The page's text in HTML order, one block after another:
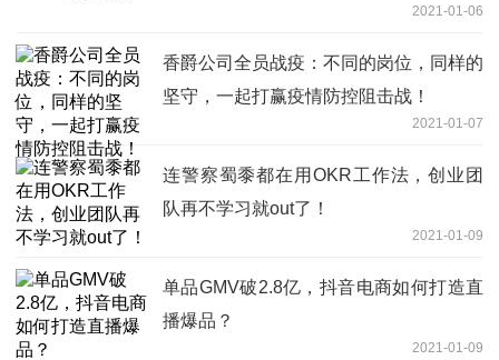
2021-01-06
香爵公司全员战疫：不同的岗位，同样的
坚守，一起打赢疫情防控阻击战！
2021-01-07
连警察蜀黍都在用OKR工作法，创业团
队再不学习就out了！
2021-01-09
单品GMV破2.8亿，抖音电商如何打造直
播爆品？
2021-01-09